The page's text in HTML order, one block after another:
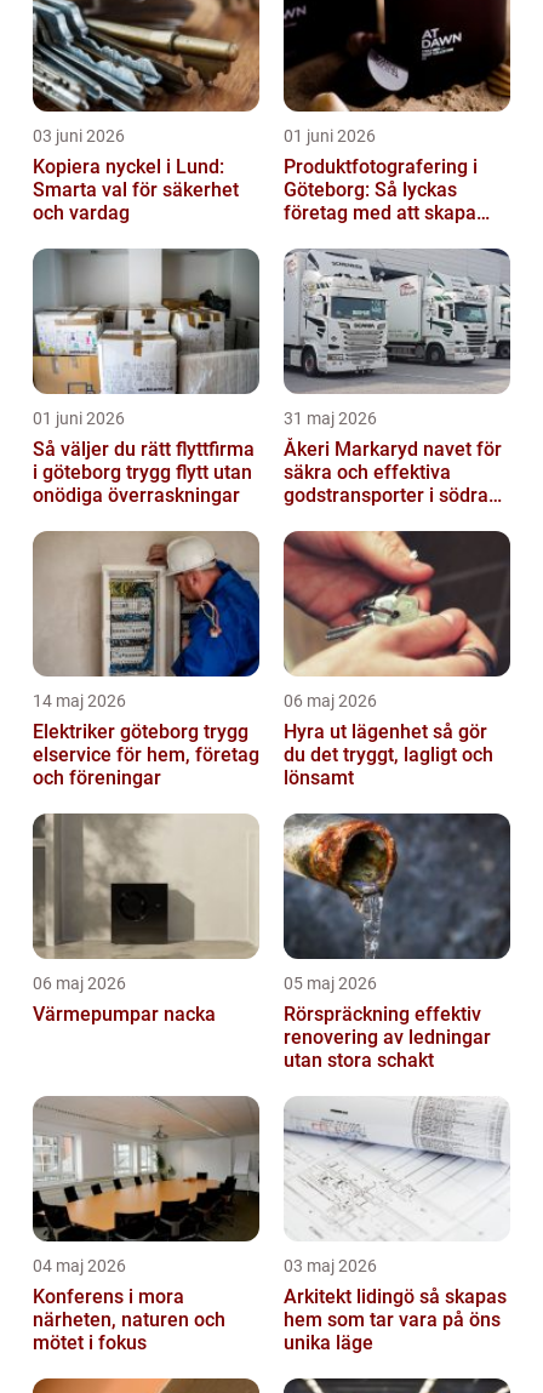
03 juni 2026
Kopiera nyckel i Lund:
Smarta val för säkerhet
och vardag
01 juni 2026
Produktfotografering i
Göteborg: Så lyckas
företag med att skapa
01 juni 2026
Så väljer du rätt flyttfirma
i göteborg trygg flytt utan
onödiga överraskningar
31 maj 2026
Åkeri Markaryd navet för
säkra och effektiva
godstransporter i södra
14 maj 2026
Elektriker göteborg trygg
elservice för hem, företag
och föreningar
06 maj 2026
Hyra ut lägenhet så gör
du det tryggt, lagligt och
lönsamt
06 maj 2026
Värmepumpar nacka
05 maj 2026
Rörspräckning effektiv
renovering av ledningar
utan stora schakt
04 maj 2026
Konferens i mora
närheten, naturen och
mötet i fokus
03 maj 2026
Arkitekt lidingö så skapas
hem som tar vara på öns
unika läge